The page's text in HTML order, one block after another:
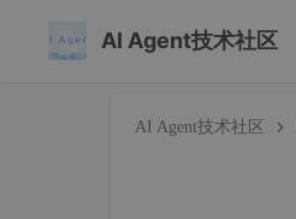
AI Agent技术社区
AI Agent技术社区